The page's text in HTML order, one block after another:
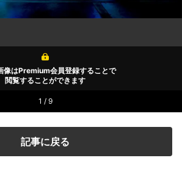
像はPremium会員登録することで
閲覧することができます
1 / 9
記事に戻る